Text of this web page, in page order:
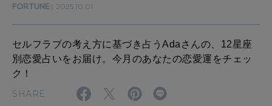
MAMA
ママもいろいろ
h
l
y
L
o
FORTUNE 2025.10.01
セルフラブの考え方に基づき占うAdaさんの、12星座
別恋愛占いをお届け。今月のあなたの恋愛運をチェッ
ク！
SHARE